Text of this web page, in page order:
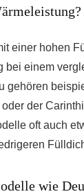
einer hohen
bei einem
gehören
der
oft auch
wie